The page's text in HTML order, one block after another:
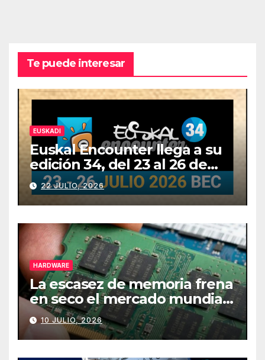
Te puede interesar
EUSKADI
Euskal Encounter llega a su
edición 34, del 23 al 26 de
julio
22 JULIO, 2026
HARDWARE
La escasez de memoria frena
en seco el mercado mundial
de PCs
10 JULIO, 2026